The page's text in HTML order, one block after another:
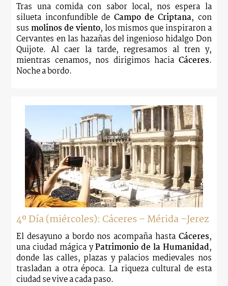
Tras una comida con sabor local, nos espera la
silueta inconfundible de Campo de Criptana, con
sus molinos de viento, los mismos que inspiraron a
Cervantes en las hazañas del ingenioso hidalgo Don
Quijote. Al caer la tarde, regresamos al tren y,
mientras cenamos, nos dirigimos hacia Cáceres.
Noche a bordo.
4º Día (miércoles): Cáceres – Mérida –Jerez
El desayuno a bordo nos acompaña hasta Cáceres,
una ciudad mágica yPatrimonio de la Humanidad,
donde las calles, plazas y palacios medievales nos
trasladan a otra época. La riqueza cultural de esta
ciudad se vive a cada paso.